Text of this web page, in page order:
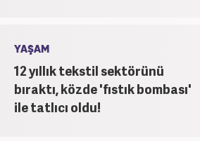
YAŞAM
12 yıllık tekstil sektörünü
bıraktı, közde 'fıstık bombası'
ile tatlıcı oldu!